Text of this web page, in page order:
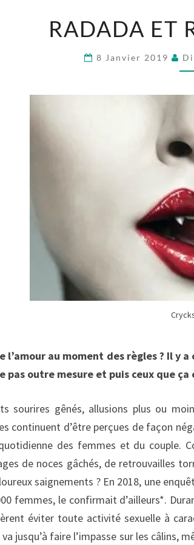
RADADA ET
8 Janvier 2019
l’amour au moment des règles ? Il y
pas outre mesure et puis ceux que
sourires gênés, allusions plus ou
continuent d’être perçues de façon
des femmes et du couple.
de noces gâchés, de retrouvailles
saignements ? En 2018, une
femmes, le confirmait d’ailleurs*.
éviter toute activité sexuelle à
jusqu’à faire l’impasse sur les câlins,